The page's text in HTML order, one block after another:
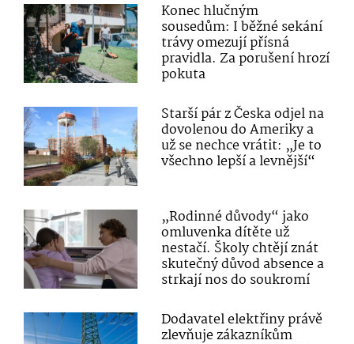
Konec hlučným
sousedům: I běžné sekání
trávy omezují přísná
pravidla. Za porušení hrozí
pokuta
Starší pár z Česka odjel na
dovolenou do Ameriky a
už se nechce vrátit: „Je to
všechno lepší a levnější“
„Rodinné důvody“ jako
omluvenka dítěte už
nestačí. Školy chtějí znát
skutečný důvod absence a
strkají nos do soukromí
Dodavatel elektřiny právě
zlevňuje zákazníkům